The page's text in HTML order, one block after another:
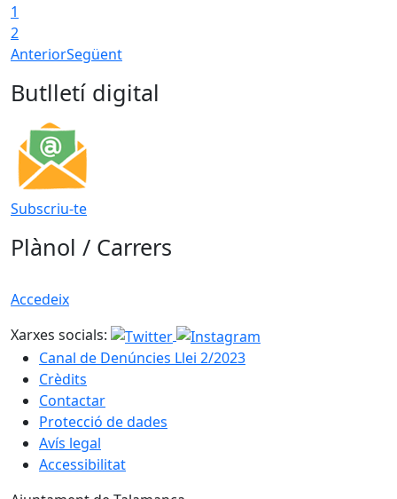
1
2
AnteriorSegüent
Butlletí digital
Subscriu-te
Plànol / Carrers
Accedeix
Xarxes socials:
Canal de Denúncies Llei 2/2023
Crèdits
Contactar
Protecció de dades
Avís legal
Accessibilitat